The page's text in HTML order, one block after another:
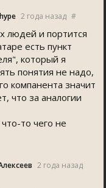
2 года назад #
людей и портится
есть пункт
который я
понятия не надо,
компанента значит
что за аналогии
то чего не
2 года назад